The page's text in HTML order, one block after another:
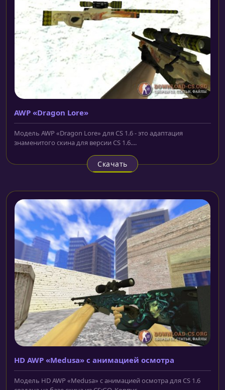
AWP «Dragon Lore»
Модель AWP «Dragon Lore» для CS 1.6 - это адаптация
знаменитого скина для версии CS 1.6....
Скачать
HD AWP «Medusa» с анимацией осмотра
Модель HD AWP «Medusa» с анимацией осмотра для CS 1.6